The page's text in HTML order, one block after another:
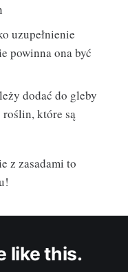
uzupełnienie
powinna ona być
dodać do gleby
roślin, które są
z zasadami to
like this.